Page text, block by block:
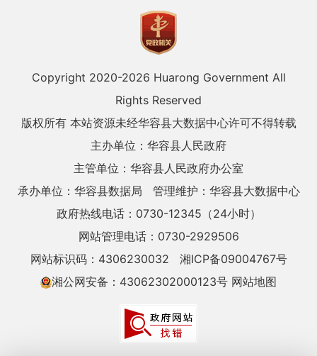
Copyright 2020-2026 Huarong Government All
Rights Reserved
版权所有 本站资源未经华容县大数据中心许可不得转载
主办单位：华容县人民政府
主管单位：华容县人民政府办公室
承办单位：华容县数据局
管理维护：华容县大数据中心
政府热线电话：0730-12345（24小时）
网站管理电话：0730-2929506
网站标识码：4306230032
湘ICP备09004767号
湘公网安备：43062302000123号 网站地图